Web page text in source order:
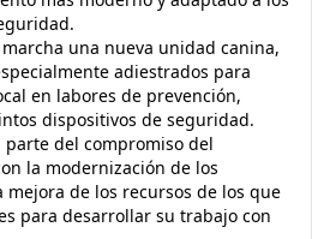
una nueva unidad canina,
adiestrados para
en labores de prevención,
dispositivos de seguridad.
parte del compromiso del
la modernización de los
mejora de los recursos de los que
para desarrollar su trabajo con